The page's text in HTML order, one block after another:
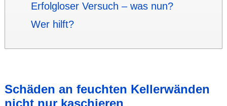
Erfolgloser Versuch – was nun?
Wer hilft?
Schäden an feuchten Keller­wänden